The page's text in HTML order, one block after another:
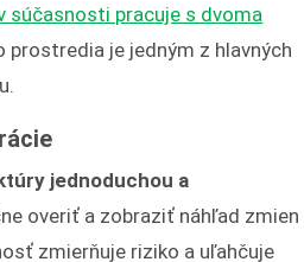
súčasnosti pracuje s dvoma
prostredia je jedným z hlavných
jednoduchou a
overiť a zobraziť náhľad zmien
zmierňuje riziko a uľahčuje